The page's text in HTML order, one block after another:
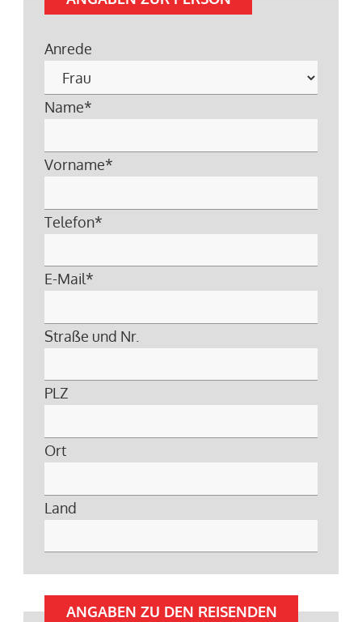
Anrede
Name*
Vorname*
Telefon*
E-Mail*
Straße und Nr.
PLZ
Ort
Land
ANGABEN ZU DEN REISENDEN